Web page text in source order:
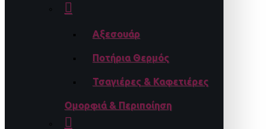
Αξεσουάρ
Ποτήρια Θερμός
Τσαγιέρες & Καφετιέρες
Ομορφιά & Περιποίηση